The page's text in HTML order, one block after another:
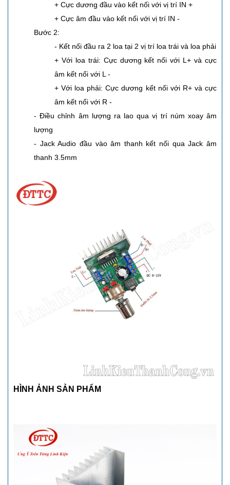
+ Cực dương đầu vào kết nối với vị trí IN +
+ Cực âm đầu vào kết nối với vị trí IN -
Bước 2:
- Kết nối đầu ra 2 loa tại 2 vị trí loa trái và loa phải
+ Với loa trái: Cực dương kết nối với L+ và cực
âm kết nối với L -
+ Với loa phải: Cực dương kết nối với R+ và cực
âm kết nối với R -
- Điều chỉnh âm lượng ra lao qua vị trí núm xoay âm
lượng
- Jack Audio đầu vào âm thanh kết nối qua Jack âm
thanh 3.5mm
HÌNH ẢNH SẢN PHẨM